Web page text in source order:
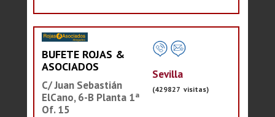
BUFETE ROJAS &
ASOCIADOS
C/ Juan Sebastián
ElCano, 6-B Planta 1ª
Of. 15
Sevilla
(429827 visitas)